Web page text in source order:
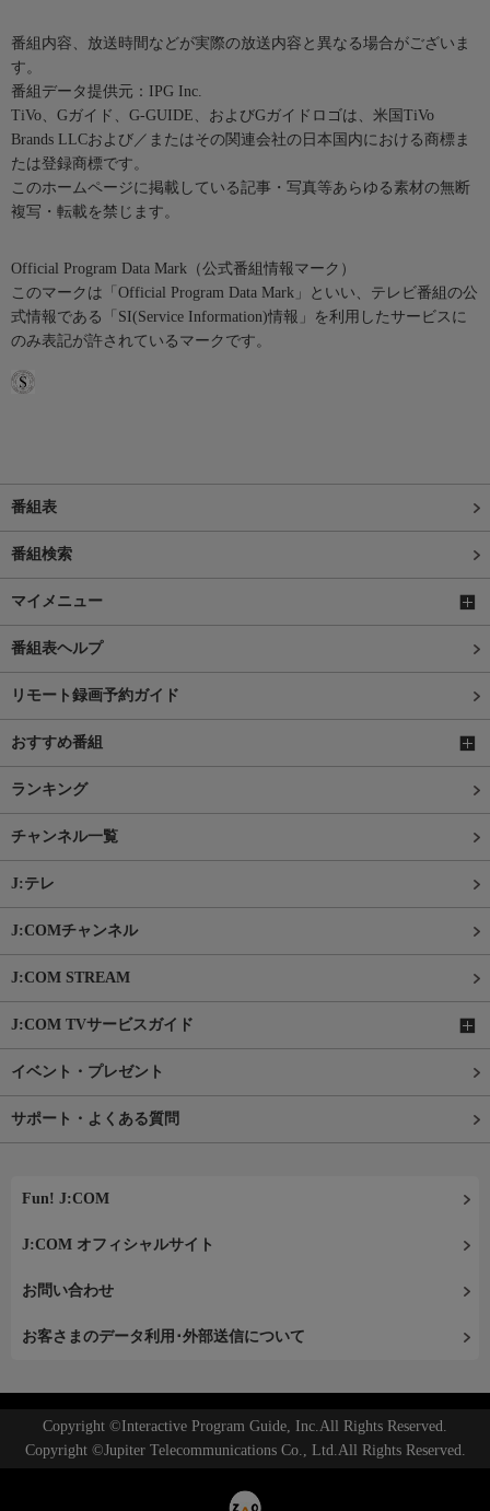
番組内容、放送時間などが実際の放送内容と異なる場合がございま
す。
番組データ提供元：IPG Inc.
TiVo、Gガイド、G-GUIDE、およびGガイドロゴは、米国TiVo
Brands LLCおよび／またはその関連会社の日本国内における商標ま
たは登録商標です。
このホームページに掲載している記事・写真等あらゆる素材の無断
複写・転載を禁じます。
Official Program Data Mark（公式番組情報マーク）
このマークは「Official Program Data Mark」といい、テレビ番組の公
式情報である「SI(Service Information)情報」を利用したサービスに
のみ表記が許されているマークです。
番組表
番組検索
マイメニュー
番組表ヘルプ
リモート録画予約ガイド
おすすめ番組
ランキング
チャンネル一覧
J:テレ
J:COMチャンネル
J:COM STREAM
J:COM TVサービスガイド
イベント・プレゼント
サポート・よくある質問
Fun! J:COM
J:COM オフィシャルサイト
お問い合わせ
お客さまのデータ利用･外部送信について
Copyright ©Interactive Program Guide, Inc.All Rights Reserved.
Copyright ©Jupiter Telecommunications Co., Ltd.All Rights Reserved.